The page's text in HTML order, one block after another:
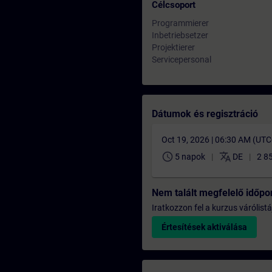
Célcsoport
Programmierer
Inbetriebsetzer
Projektierer
Servicepersonal
Dátumok és regisztráció
Oct 19, 2026 | 06:30 AM
schedule 5 napok translate DE 2
Nem talált megfelelő
Iratkozzon fel a kurzus
Értesítések aktiválása